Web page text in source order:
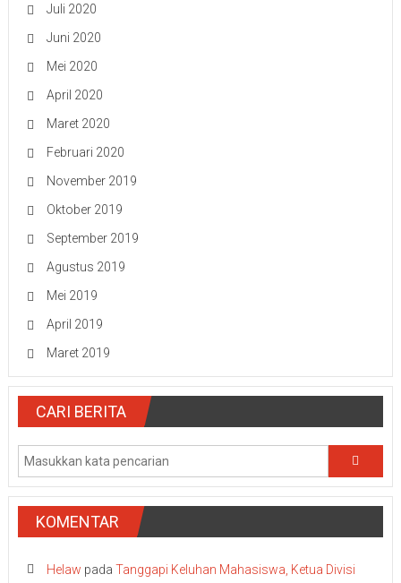
Juli 2020
Juni 2020
Mei 2020
April 2020
Maret 2020
Februari 2020
November 2019
Oktober 2019
September 2019
Agustus 2019
Mei 2019
April 2019
Maret 2019
CARI BERITA
KOMENTAR
Helaw pada Tanggapi Keluhan Mahasiswa, Ketua Divisi